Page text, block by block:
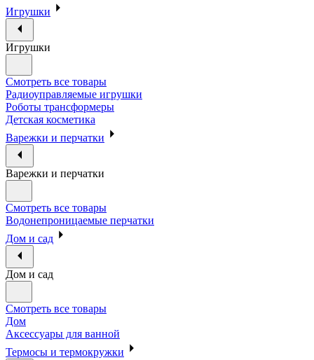
Игрушки
Игрушки
Смотреть все товары
Радиоуправляемые игрушки
Роботы трансформеры
Детская косметика
Варежки и перчатки
Варежки и перчатки
Смотреть все товары
Водонепроницаемые перчатки
Дом и сад
Дом и сад
Смотреть все товары
Дом
Аксессуары для ванной
Термосы и термокружки